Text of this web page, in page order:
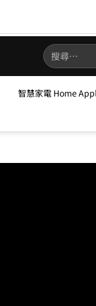
智慧家電 Home